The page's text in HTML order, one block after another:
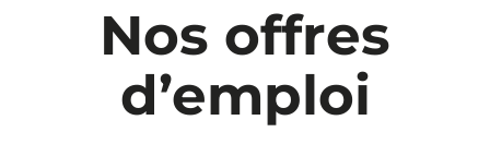
Nos offres
d’emploi